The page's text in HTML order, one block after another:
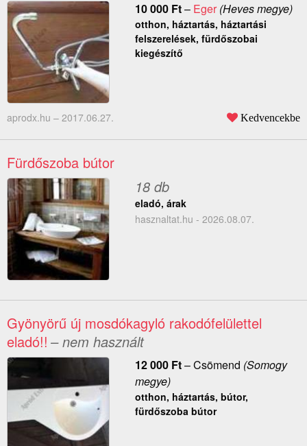
10 000 Ft– Eger(Heves megye)
otthon, háztartás, háztartási
felszerelések, fürdőszobai
kiegészítő
aprodx.hu – 2017.06.27. Kedvencekbe
Fürdőszoba bútor
18 db
eladó, árak
hasznaltat.hu - 2026.08.07.
Gyönyörű új mosdókagyló rakodófelülettel
eladó!! – nem használt
12 000 Ft–Csömend (Somogy
megye)
otthon, háztartás, bútor,
fürdőszoba bútor